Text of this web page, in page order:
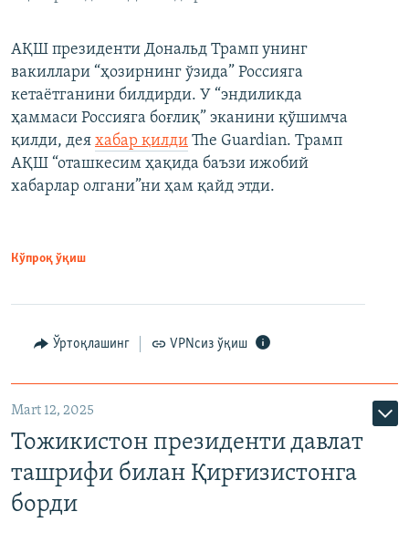
АҚШ президенти Дональд Трамп унинг
вакиллари “ҳозирнинг ўзида” Россияга
кетаётганини билдирди. У “эндиликда
ҳаммаси Россияга боғлиқ” эканини қўшимча
қилди, дея хабар қилди The Guardian. Трамп
АҚШ “оташкесим ҳақида баъзи ижобий
хабарлар олгани”ни ҳам қайд этди.
Кўпроқ ўқиш
Ўртоқлашинг VPNсиз ўқиш
Mart 12, 2025
Тожикистон президенти давлат
ташрифи билан Қирғизистонга
борди